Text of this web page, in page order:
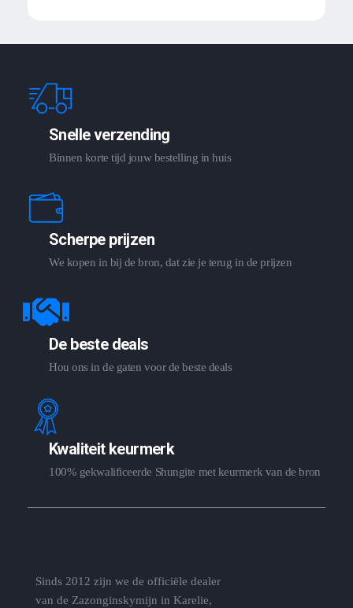
Snelle verzending
Binnen korte tijd jouw bestelling in huis
Scherpe prijzen
We kopen in bij de bron, dat zie je terug in de prijzen
De beste deals
Hou ons in de gaten voor de beste deals
Kwaliteit keurmerk
100% gekwalificeerde Shungite met keurmerk van de bron
Sinds 2012 zijn we de officiële dealer
van de Zazonginskymijn in Karelie,